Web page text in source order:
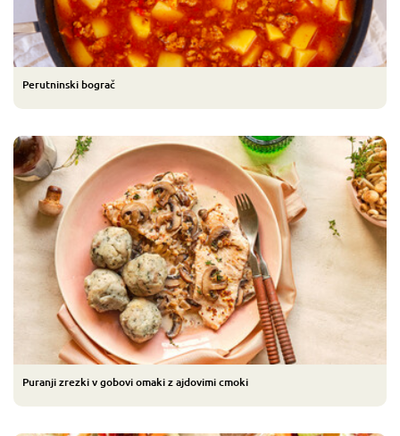
Perutninski bograč
Puranji zrezki v gobovi omaki z ajdovimi cmoki